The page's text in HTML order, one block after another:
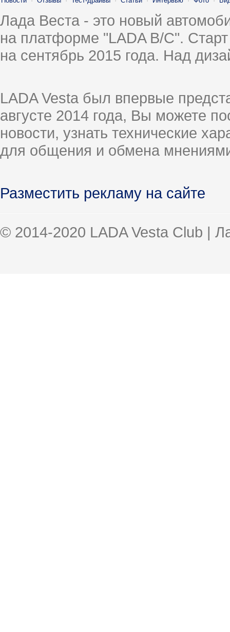
Лада Веста - это новый
на платформе "LADA B/C".
на сентябрь 2015 года. Над
LADA Vesta был впервые
августе 2014 года, Вы можете
новости, узнать технические
для общения и обмена
Разместить рекламу на сайте
© 2014-2020 LADA Vesta Club |